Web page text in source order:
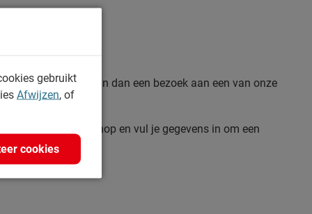
keuze maakt? Plan dan een bezoek aan een van onze
Klik op de knop en vul je gegevens in om een
gebruikt
Afwijzen, of
cookies